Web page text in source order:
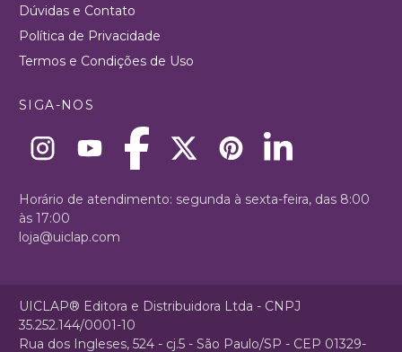
Dúvidas e Contato
Política de Privacidade
Termos e Condições de Uso
SIGA-NOS
Horário de atendimento: segunda à sexta-feira, das 8:00
às 17:00
loja@uiclap.com
UICLAP® Editora e Distribuidora Ltda - CNPJ
35.252.144/0001-10
Rua dos Ingleses, 524 - cj.5 - São Paulo/SP - CEP 01329-